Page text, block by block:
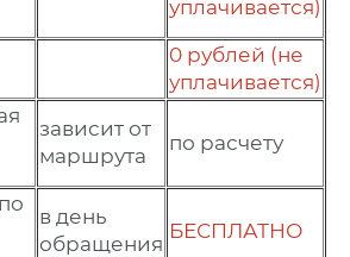
уплачивается)
0 рублей (не
уплачивается)
зависит от
маршрута
по расчету
в день
обращения
БЕСПЛАТНО